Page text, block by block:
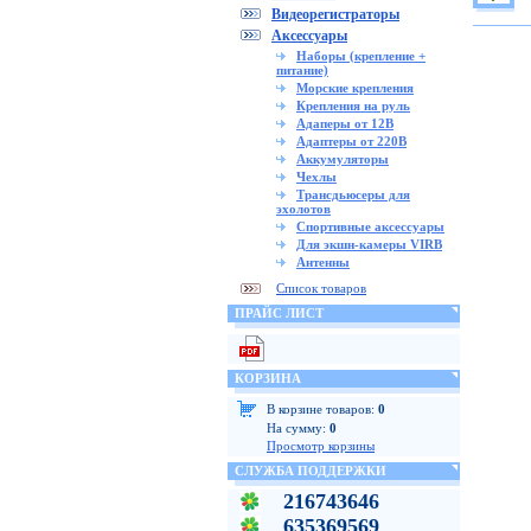
Видеорегистраторы
Аксессуары
Наборы (крепление +
питание)
Морские крепления
Крепления на руль
Адаперы от 12В
Адаптеры от 220В
Аккумуляторы
Чехлы
Трансдьюсеры для
эхолотов
Спортивные аксессуары
Для экшн-камеры VIRB
Антенны
Список товаров
ПРАЙС ЛИСТ
КОРЗИНА
В корзине товаров: 0
На сумму: 0
Просмотр корзины
СЛУЖБА ПОДДЕРЖКИ
216743646
635369569